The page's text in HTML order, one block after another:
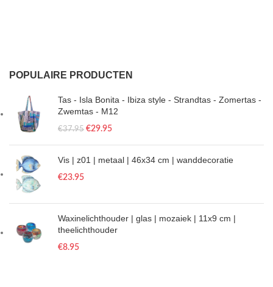
POPULAIRE PRODUCTEN
Tas - Isla Bonita - Ibiza style - Strandtas - Zomertas -
Zwemtas - M12
€37.95 €29.95
Vis | z01 | metaal | 46x34 cm | wanddecoratie
€23.95
Waxinelichthouder | glas | mozaiek | 11x9 cm |
theelichthouder
€8.95